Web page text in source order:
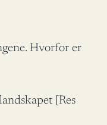
Hvorfor er
[Res